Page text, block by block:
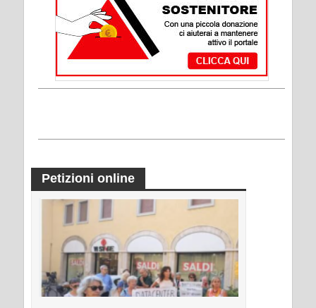
Petizioni online